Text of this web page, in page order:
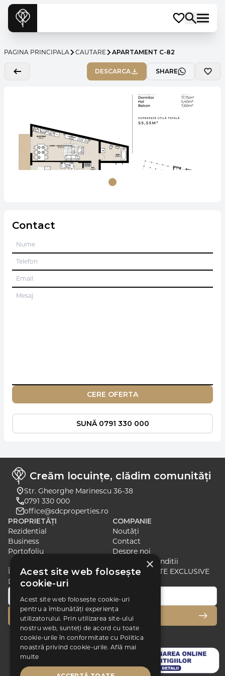
PAGINA PRINCIPALA CAUTARE APARTAMENT C-82
DESCARCA SHARE
Contact
CERE OFERTA
SUNĂ 0791 330 000
Creăm locuințe, clădim comunități
Str. Gheorghe Marinescu 36-38
0791 330 000
office@sdcproperties.ro
PROPRIETĂȚI
Rezidential
Business
Portofoliu
COMPANIE
Noutăți
Contact
Despre noi
Termeni si Conditii
ÎNSCRIE-TE PENTRU A PRIMI ȘTIRI ȘI OFERTE EXCLUSIVE
DESPRE CELE MAI RECENTE LANSĂRI
ÎNSCRIE-TE
×
Acest site web folosește
cookie-uri
Acest site web folosește cookie-uri
pentru a îmbunătăți experiența
utilizatorului. Prin utilizarea site-ului
nostru web, sunteți de acord cu toate
cookie-urile în conformitate cu Politica
noastră privind cookie-urile.Află mai
multe